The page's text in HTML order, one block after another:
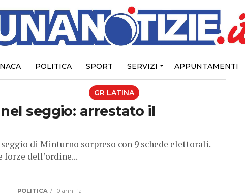
POLITICA SPORT SERVIZI APPUNTAMENTI
GR LATINA
seggio: arrestato il
di Minturno sorpreso con 9 schede elettorali.
forze dell’ordine...
POLITICA 10 anni fa